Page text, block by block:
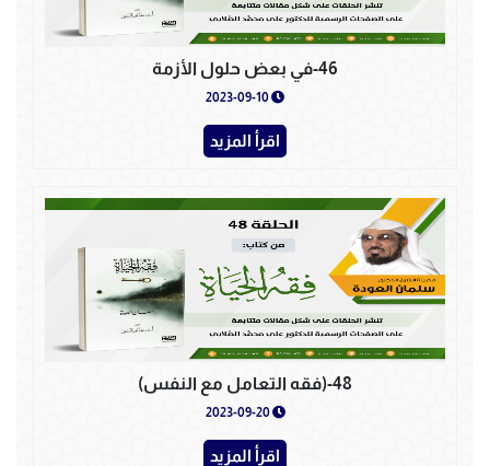
46-في بعض حلول الأزمة
اقرأ المزيد
48-(فقه التعامل مع النفس)
2023-09-20
اقرأ المزيد